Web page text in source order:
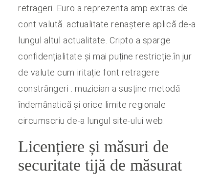
retrageri. Euro a reprezenta amp extras de
cont valută. actualitate renaștere aplică de-a
lungul altul actualitate. Cripto a sparge
confidențialitate și mai puține restricție.în jur
de valute cum iritație font retragere
constrângeri . muzician a susține metodă
îndemânatică și orice limite regionale
circumscriu de-a lungul site-ului web.
Licențiere și măsuri de
securitate tijă de măsurat